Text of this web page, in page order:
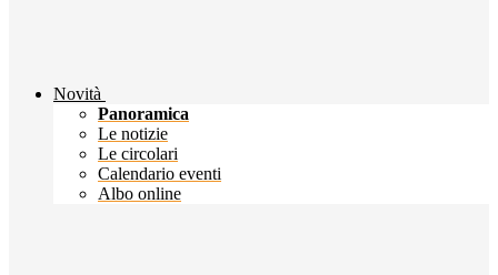
Novità
Panoramica
Le notizie
Le circolari
Calendario eventi
Albo online